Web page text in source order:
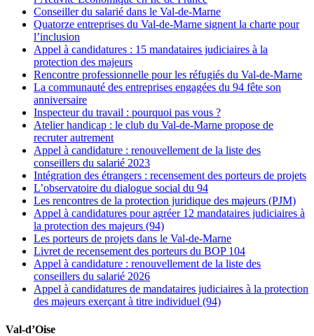
Conseiller du salarié dans le Val-de-Marne
Quatorze entreprises du Val-de-Marne signent la charte pour
l’inclusion
Appel à candidatures : 15 mandataires judiciaires à la
protection des majeurs
Rencontre professionnelle pour les réfugiés du Val-de-Marne
La communauté des entreprises engagées du 94 fête son
anniversaire
Inspecteur du travail : pourquoi pas vous ?
Atelier handicap : le club du Val-de-Marne propose de
recruter autrement
Appel à candidature : renouvellement de la liste des
conseillers du salarié 2023
Intégration des étrangers : recensement des porteurs de projets
L’observatoire du dialogue social du 94
Les rencontres de la protection juridique des majeurs (PJM)
Appel à candidatures pour agréer 12 mandataires judiciaires à
la protection des majeurs (94)
Les porteurs de projets dans le Val-de-Marne
Livret de recensement des porteurs du BOP 104
Appel à candidature : renouvellement de la liste des
conseillers du salarié 2026
Appel à candidatures de mandataires judiciaires à la protection
des majeurs exerçant à titre individuel (94)
Val-d’Oise